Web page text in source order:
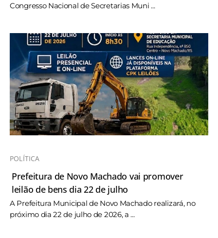
Congresso Nacional de Secretarias Muni ...
POLÍTICA
Prefeitura de Novo Machado vai promover
leilão de bens dia 22 de julho
A Prefeitura Municipal de Novo Machado realizará, no
próximo dia 22 de julho de 2026, a ...